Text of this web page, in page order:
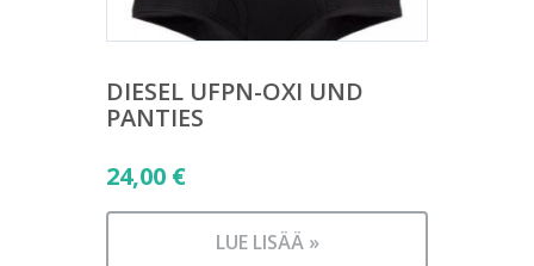
DIESEL UFPN-OXI UND
PANTIES
24,00 €
LUE LISÄÄ »